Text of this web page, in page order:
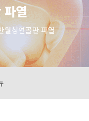
파열
월상연골판 파열